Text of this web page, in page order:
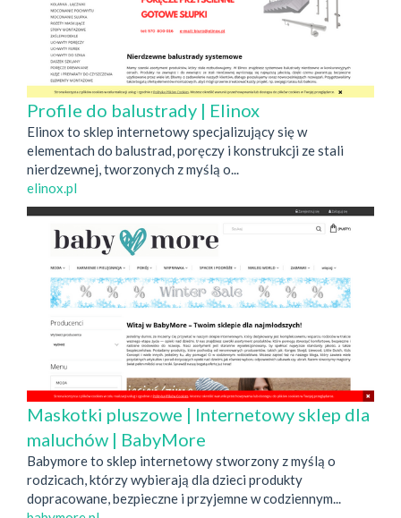
Profile do balustrady | Elinox
Elinox to sklep internetowy specjalizujący się w
elementach do balustrad, poręczy i konstrukcji ze stali
nierdzewnej, tworzonych z myślą o...
elinox.pl
Maskotki pluszowe | Internetowy sklep dla
maluchów | BabyMore
Babymore to sklep internetowy stworzony z myślą o
rodzicach, którzy wybierają dla dzieci produkty
dopracowane, bezpieczne i przyjemne w codziennym...